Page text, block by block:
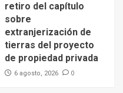
retiro del capítulo
sobre
extranjerización de
tierras del proyecto
de propiedad privada
6 agosto, 2026 0